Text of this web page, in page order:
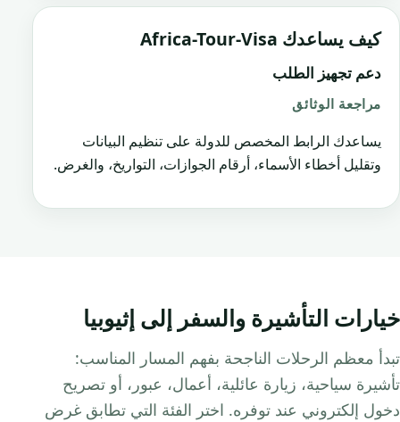
كيف يساعدك Africa-Tour-Visa
دعم تجهيز الطلب
مراجعة الوثائق
يساعدك الرابط المخصص للدولة على تنظيم البيانات
وتقليل أخطاء الأسماء، أرقام الجوازات، التواريخ، والغرض.
خيارات التأشيرة والسفر إلى إثيوبيا
تبدأ معظم الرحلات الناجحة بفهم المسار المناسب:
تأشيرة سياحية، زيارة عائلية، أعمال، عبور، أو تصريح
دخول إلكتروني عند توفره. اختر الفئة التي تطابق غرض